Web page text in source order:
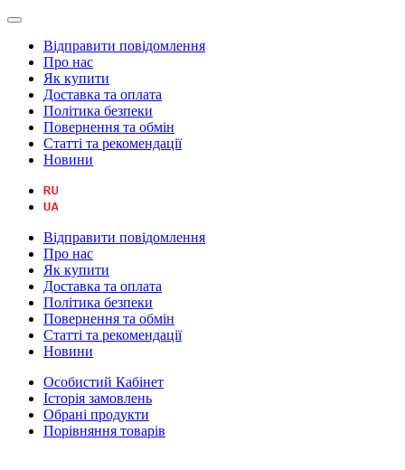
Відправити повідомлення
Про нас
Як купити
Доставка та оплата
Політика безпеки
Повернення та обмін
Статті та рекомендації
Новини
Відправити повідомлення
Про нас
Як купити
Доставка та оплата
Політика безпеки
Повернення та обмін
Статті та рекомендації
Новини
Особистий Кабінет
Історія замовлень
Обрані продукти
Порівняння товарів